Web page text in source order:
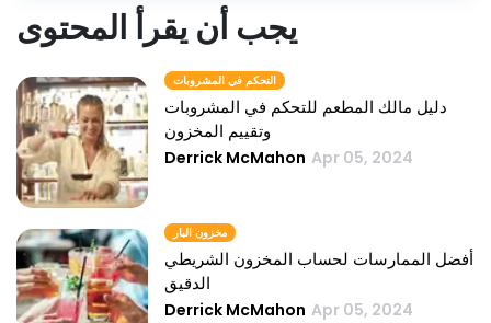
يجب أن يقرأ المحتوى
التحكم في المشروبات
دليل مالك المطعم للتحكم في المشروبات
وتقييم المخزون
Derrick McMahon Apr 05, 2024
مخزون البار
أفضل الممارسات لحساب المخزون الشريطي
الدقيق
Derrick McMahon Apr 05, 2024